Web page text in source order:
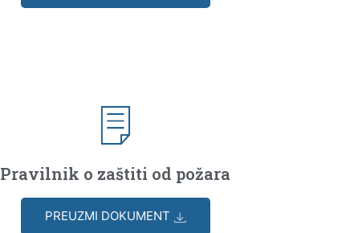
Pravilnik o zaštiti od požara
PREUZMI DOKUMENT